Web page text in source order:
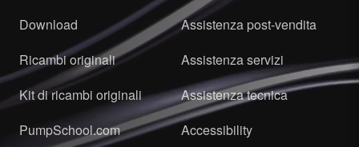
Download
Ricambi originali
Kit di ricambi originali
PumpSchool.com
Assistenza post-vendita
Assistenza servizi
Assistenza tecnica
Accessibility